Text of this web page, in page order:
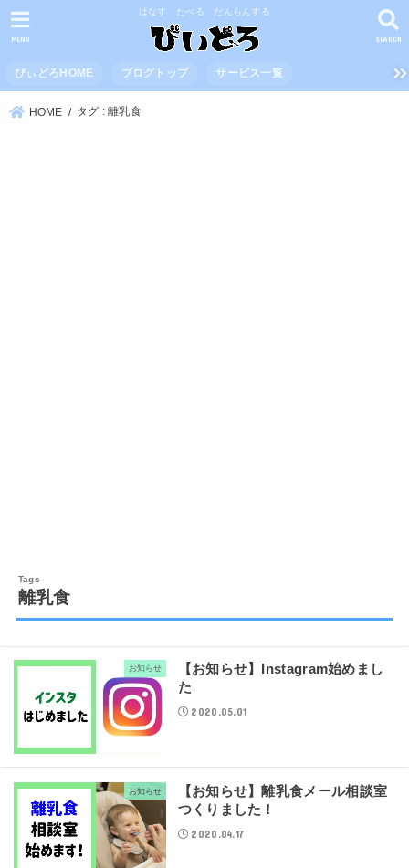
はなす たべる だんらんする
SEARCH
MENU
びぃどろHOME ブログトップ サービス一覧
HOME タグ : 離乳食
離乳食
お知らせ
【お知らせ】Instagram始めまし
た
2020.05.01
お知らせ
【お知らせ】離乳食メール相談室
つくりました！
2020.04.17